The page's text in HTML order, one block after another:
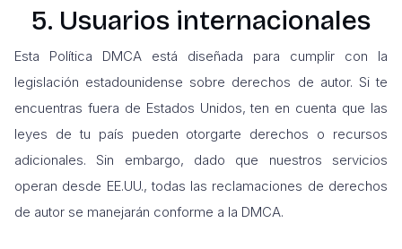
5. Usuarios internacionales
Esta Política DMCA está diseñada para cumplir con la
legislación estadounidense sobre derechos de autor. Si te
encuentras fuera de Estados Unidos, ten en cuenta que las
leyes de tu país pueden otorgarte derechos o recursos
adicionales. Sin embargo, dado que nuestros servicios
operan desde EE.UU., todas las reclamaciones de derechos
de autor se manejarán conforme a la DMCA.